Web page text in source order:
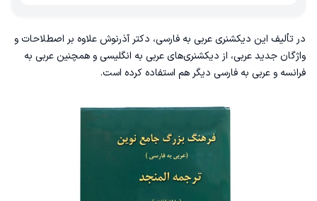
در تألیف این دیکشنری عربی به فارسی، دکتر آذرنوش علاوه بر اصطلاحات و
واژگان جدید عربی، از دیکشنری‌های عربی به انگلیسی و همچنین عربی به
فرانسه و عربی به فارسی دیگر هم استفاده کرده است.